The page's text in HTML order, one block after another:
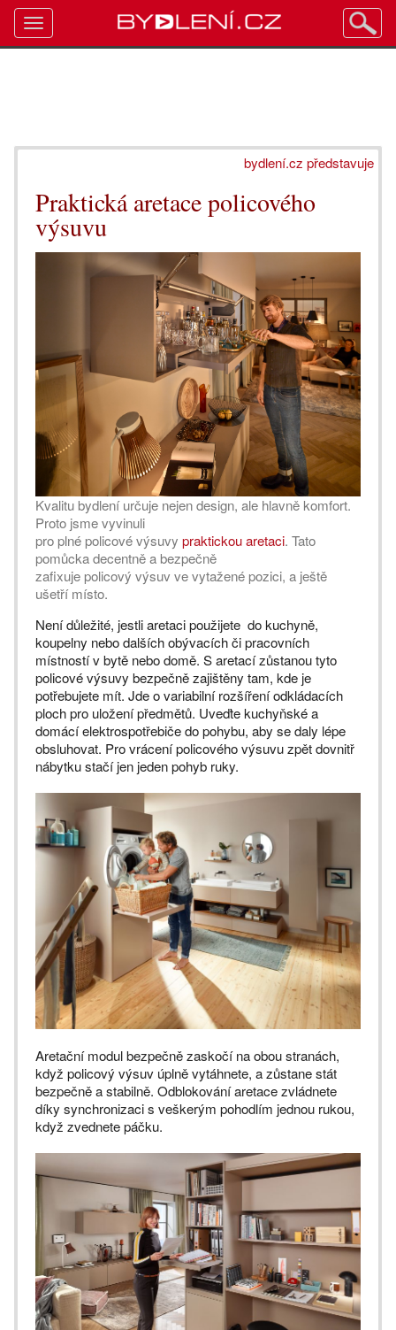
bydlení.cz představuje
Praktická aretace policového
výsuvu
Kvalitu bydlení určuje nejen design, ale hlavně komfort.
Proto jsme vyvinuli
pro plné policové výsuvy praktickou aretaci. Tato
pomůcka decentně a bezpečně
zafixuje policový výsuv ve vytažené pozici, a ještě
ušetří místo.
Není důležité, jestli aretaci použijete do kuchyně,
koupelny nebo dalších obývacích či pracovních
místností v bytě nebo domě. S aretací zůstanou tyto
policové výsuvy bezpečně zajištěny tam, kde je
potřebujete mít. Jde o variabilní rozšíření odkládacích
ploch pro uložení předmětů. Uveďte kuchyňské a
domácí elektrospotřebiče do pohybu, aby se daly lépe
obsluhovat. Pro vrácení policového výsuvu zpět dovnitř
nábytku stačí jen jeden pohyb ruky.
Aretační modul bezpečně zaskočí na obou stranách,
když policový výsuv úplně vytáhnete, a zůstane stát
bezpečně a stabilně. Odblokování aretace zvládnete
díky synchronizaci s veškerým pohodlím jednou rukou,
když zvednete páčku.
Toggle
navigation